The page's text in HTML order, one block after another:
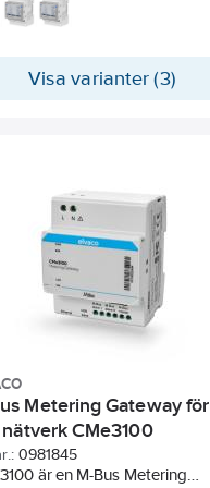
och momentana
Visa varianter (3)
Metering Gateway för
CMe3100
0981845
är en M-Bus Metering